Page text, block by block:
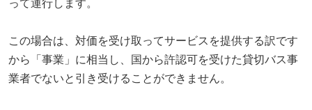
って運行します。
この場合は、対価を受け取ってサービスを提供する訳です
から「事業」に相当し、国から許認可を受けた貸切バス事
業者でないと引き受けることができません。